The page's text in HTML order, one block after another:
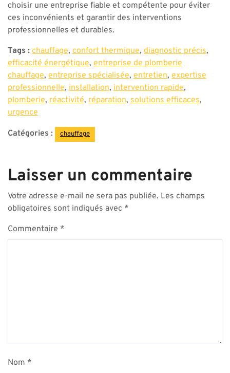
choisir une entreprise fiable et compétente pour éviter
ces inconvénients et garantir des interventions
professionnelles et durables.
Tags : chauffage, confort thermique, diagnostic précis,
efficacité énergétique, entreprise de plomberie
chauffage, entreprise spécialisée, entretien, expertise
professionnelle, installation, intervention rapide,
plomberie, réactivité, réparation, solutions efficaces,
urgence
Catégories : chauffage
Laisser un commentaire
Votre adresse e-mail ne sera pas publiée. Les champs
obligatoires sont indiqués avec *
Commentaire *
Nom *